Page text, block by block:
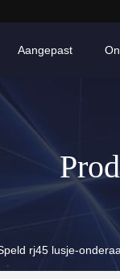
Aangepast
rj45 lusje-